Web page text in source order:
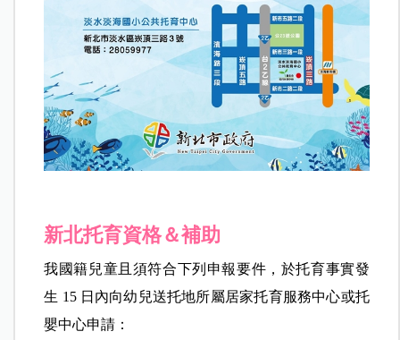
新北托育資格＆補助
我國籍兒童且須符合下列申報要件，於托育事實發
生 15 日內向幼兒送托地所屬居家托育服務中心或托
嬰中心申請：